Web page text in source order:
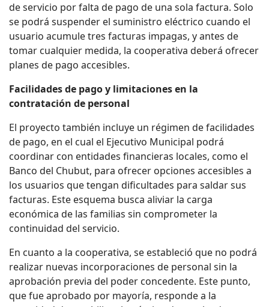
de servicio por falta de pago de una sola factura. Solo
se podrá suspender el suministro eléctrico cuando el
usuario acumule tres facturas impagas, y antes de
tomar cualquier medida, la cooperativa deberá ofrecer
planes de pago accesibles.
Facilidades de pago y limitaciones en la
contratación de personal
El proyecto también incluye un régimen de facilidades
de pago, en el cual el Ejecutivo Municipal podrá
coordinar con entidades financieras locales, como el
Banco del Chubut, para ofrecer opciones accesibles a
los usuarios que tengan dificultades para saldar sus
facturas. Este esquema busca aliviar la carga
económica de las familias sin comprometer la
continuidad del servicio.
En cuanto a la cooperativa, se estableció que no podrá
realizar nuevas incorporaciones de personal sin la
aprobación previa del poder concedente. Este punto,
que fue aprobado por mayoría, responde a la